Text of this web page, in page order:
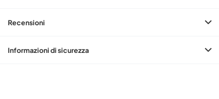
Recensioni
Informazioni di sicurezza